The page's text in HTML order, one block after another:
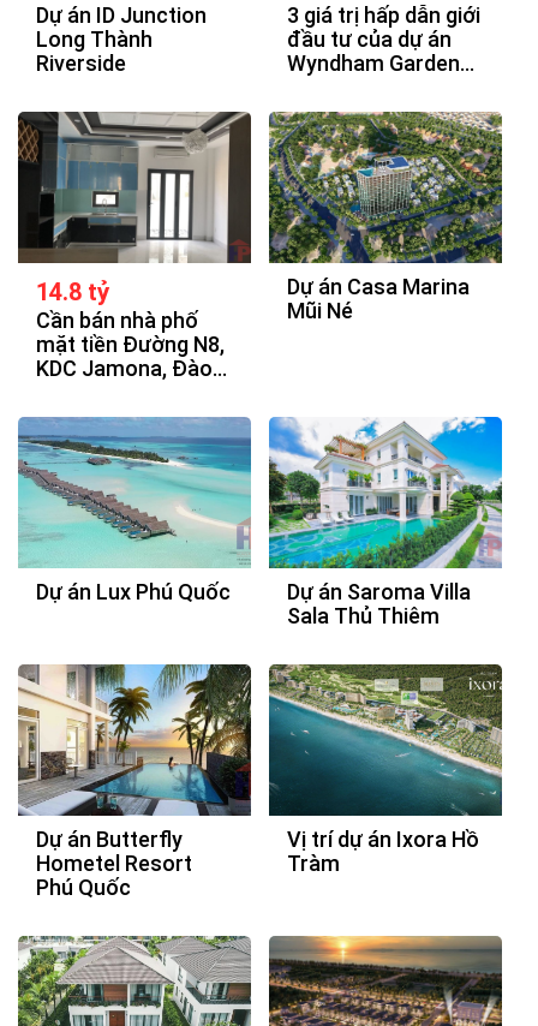
Dự án ID Junction
Long Thành
Riverside
3 giá trị hấp dẫn giới
đầu tư của dự án
Wyndham Garden
14.8 tỷ
Cần bán nhà phố
mặt tiền Đường N8,
KDC Jamona, Đào
Dự án Casa Marina
Mũi Né
Dự án Lux Phú Quốc
Dự án Saroma Villa
Sala Thủ Thiêm
Dự án Butterfly
Hometel Resort
Phú Quốc
Vị trí dự án Ixora Hồ
Tràm